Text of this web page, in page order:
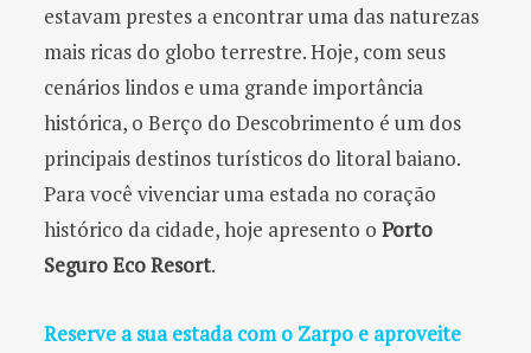
estavam prestes a encontrar uma das naturezas
mais ricas do globo terrestre. Hoje, com seus
cenários lindos e uma grande importância
histórica, o Berço do Descobrimento é um dos
principais destinos turísticos do litoral baiano.
Para você vivenciar uma estada no coração
histórico da cidade, hoje apresento o Porto
Seguro Eco Resort.
Reserve a sua estada com o Zarpo e aproveite